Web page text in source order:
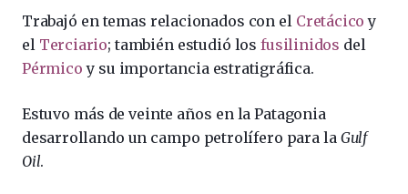
Trabajó en temas relacionados con el Cretácico y
el Terciario; también estudió losfusilinidos del
Pérmico y su importancia estratigráfica.
Estuvo más de veinte años en la Patagonia
desarrollando un campo petrolífero para la Gulf
Oil.